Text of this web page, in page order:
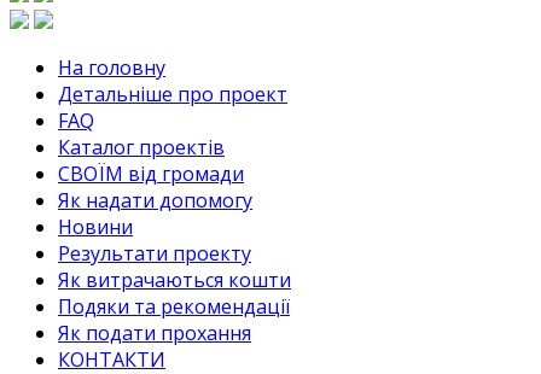
На головну
Детальніше про проект
FAQ
Каталог проектів
СВОЇМ від громади
Як надати допомогу
Новини
Результати проекту
Як витрачаються кошти
Подяки та рекомендації
Як подати прохання
КОНТАКТИ